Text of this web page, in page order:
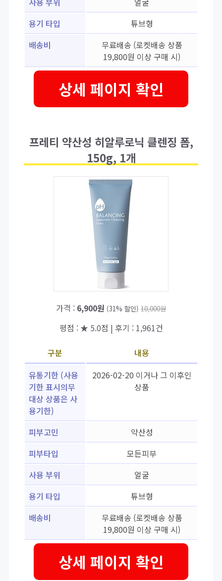
용기 타입
튜브형
배송비
무료배송 (로켓배송 상품
19,800원 이상 구매 시)
상세 페이지 확인
프레티 약산성 히알루로닉 클렌징 폼,
150g, 1개
가격 : 6,900원 (31% 할인) 10,000원
평점 : ★ 5.0점 | 후기 : 1,961건
구분
내용
유통기한 (사용
기한 표시의무
대상 상품은 사
용기한)
2026-02-20 이거나 그 이후인
상품
피부고민
약산성
피부타입
모든피부
사용 부위
얼굴
용기 타입
튜브형
배송비
무료배송 (로켓배송 상품
19,800원 이상 구매 시)
상세 페이지 확인